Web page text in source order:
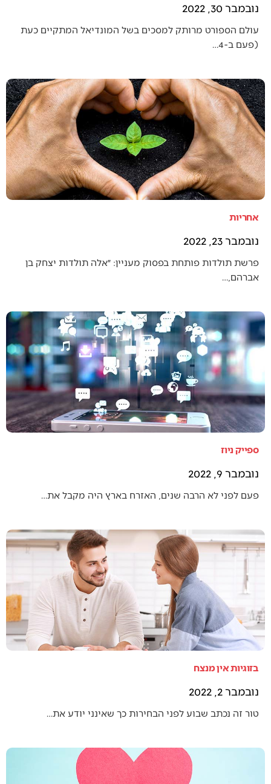
נובמבר 30, 2022
עולם הספורט מרותק למסכים בשל המונדיאל המתקיים כעת
(פעם ב-4…
אחריות
נובמבר 23, 2022
פרשת תולדות פותחת בפסוק מעניין: ״אלה תולדות יצחק בן
אברהם,…
ספייק ניוז
נובמבר 9, 2022
פעם לפני לא הרבה שנים, האזרח בארץ היה מקבל את…
בזוגיות אין מנצח
נובמבר 2, 2022
טור זה נכתב שבוע לפני הבחירות כך שאינני יודע את…